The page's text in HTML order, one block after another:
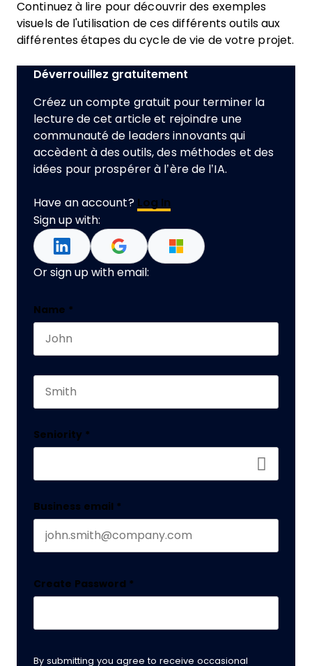
Continuez à lire pour découvrir des exemples
visuels de l'utilisation de ces différents outils aux
différentes étapes du cycle de vie de votre projet.
Déverrouillez gratuitement
Créez un compte gratuit pour terminer la
lecture de cet article et rejoindre une
communauté de leaders innovants qui
accèdent à des outils, des méthodes et des
idées pour prospérer à l’ère de l’IA.
Have an account? Log In
Sign up with:
Or sign up with email:
Name
Name *
Seniority *
Business email *
Create Password *
By submitting you agree to receive occasional